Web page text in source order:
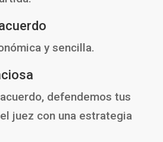
y sencilla.
defendemos tus
juez con una estrategia